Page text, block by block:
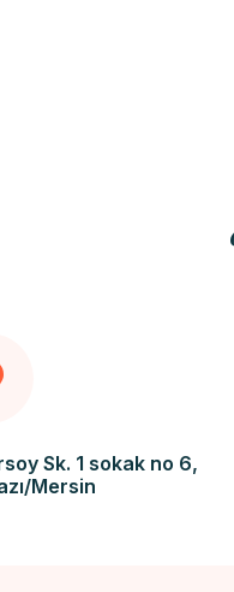
Sk. 1 sokak no 6,
Mersin